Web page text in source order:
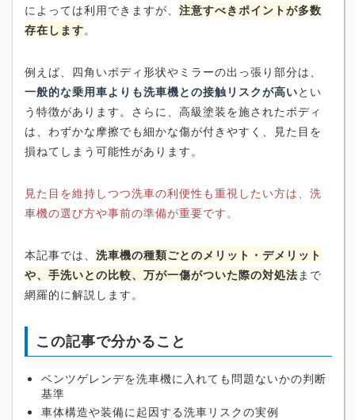
によっては利用できますが、 注意すべきポイントが多数
存在します。
例えば、四角いボディ形状やミラーの出っ張り部分は、
一般的な乗用車よりも洗車機との接触リスクが高いとい
う特徴があります。さらに、高級塗装を施されたボディ
は、わずかな摩擦でも細かな傷が付きやすく、見た目を
損ねてしまう可能性があります。
見た目を維持しつつ洗車の利便性も重視したい方は、洗
車機の選び方や事前の準備が重要です。
本記事では、 洗車機の種類ごとのメリット・デメリット
や、手洗いとの比較、万が一傷がついた際の対処法まで
網羅的に解説します。
この記事で分かること
ベンツゲレンデを洗車機に入れても問題ないかの判断
基準
車体構造や装備に起因する洗車リスクの実例